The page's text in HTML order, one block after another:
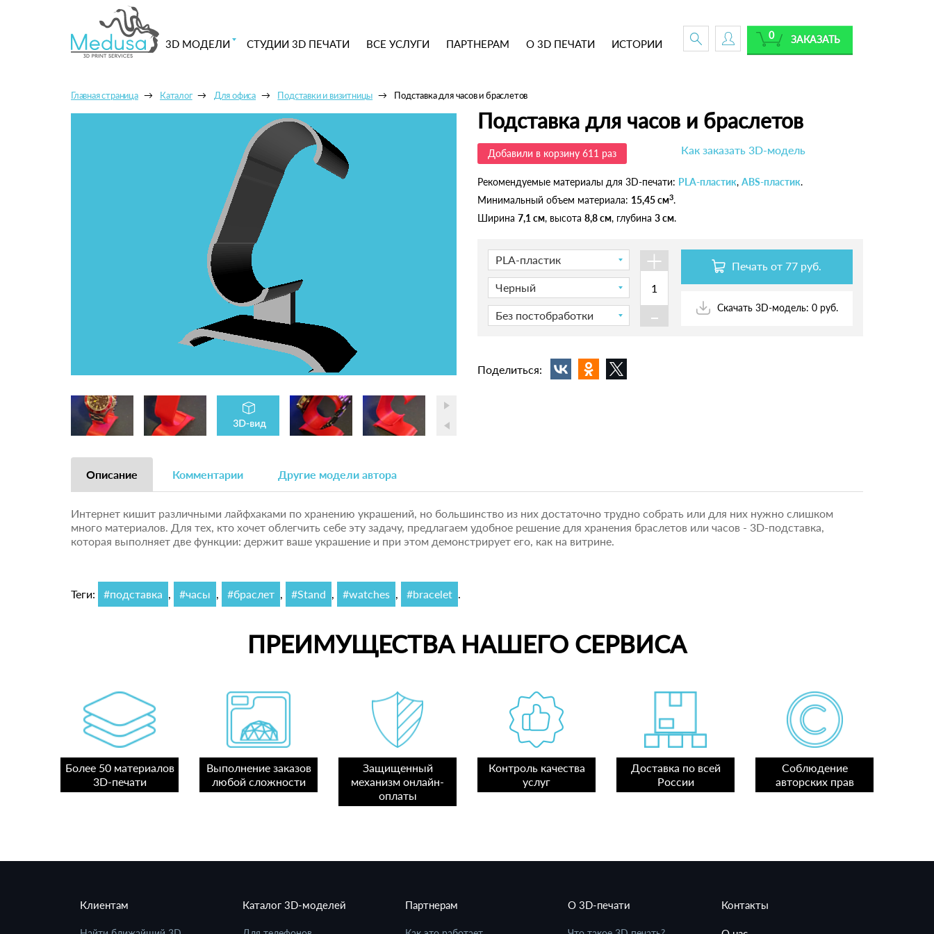
3D МОДЕЛИ СТУДИИ 3D ПЕЧАТИ ВСЕ УСЛУГИ ПАРТНЕРАМ О 3D ПЕЧАТИ ИСТОРИИ ЗАКАЗАТЬ
0
Главная страница Каталог Для офиса Подставки и визитницы Подставка для часов и браслетов
Подставка для часов и браслетов
Добавили в корзину 611 раз Как заказать 3D-модель
Рекомендуемые материалы для 3D-печати: PLA-пластик, ABS-пластик.
Минимальный объем материала: 15,45 см3.
Ширина 7,1 см, высота 8,8 см, глубина 3 см.
PLA-пластик
Черный
Без постобработки
+
-
Печать от 77 руб.
Скачать 3D-модель: 0 руб.
Поделиться:
Описание Комментарии Другие модели автора
Интернет кишит различными лайфхаками по хранению украшений, но большинство из них достаточно трудно собрать или для них нужно слишком
много материалов. Для тех, кто хочет облегчить себе эту задачу, предлагаем удобное решение для хранения браслетов или часов - 3D-подставка,
которая выполняет две функции: держит ваше украшение и при этом демонстрирует его, как на витрине.
Теги: #подставка , #часы , #браслет , #Stand , #watches , #bracelet .
ПРЕИМУЩЕСТВА НАШЕГО СЕРВИСА
Более 50 материалов
3D-печати
Выполнение заказов
любой сложности
Защищенный
механизм онлайн-
оплаты
Контроль качества
услуг
Доставка по всей
России
Соблюдение
авторских прав
Клиентам Каталог 3D-моделей Партнерам О 3D-печати Контакты